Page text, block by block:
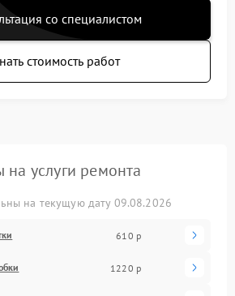
со специалистом
стоимость работ
услуги ремонта
на текущую дату 09.08.2026
610 р
1220 р